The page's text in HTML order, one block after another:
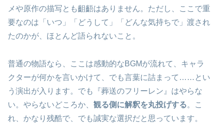
メや原作の描写とも齟齬はありません。ただし、ここで重
要なのは「いつ」「どうして」「どんな気持ちで」渡され
たのかが、ほとんど語られないこと。
普通の物語なら、ここは感動的なBGMが流れて、キャラ
クターが何かを言いかけて、でも言葉に詰まって……とい
う演出が入ります。でも『葬送のフリーレン』はやらな
い。やらないどころか、 観る側に解釈を丸投げする。こ
れ、かなり残酷で、でも誠実な選択だと思っています。